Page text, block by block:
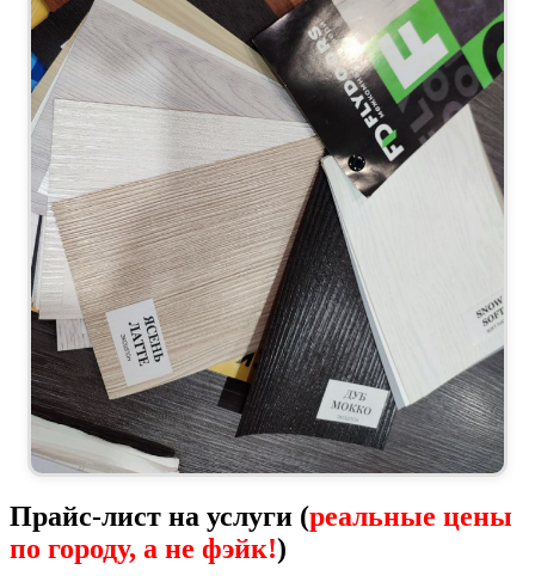
Прайс-лист на услуги (реальные цены
по городу, а не фэйк!)